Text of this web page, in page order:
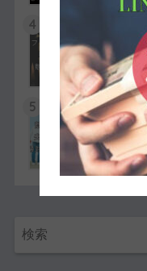
4
競艇選
ら嫌わ
5
競艇選
現したレ